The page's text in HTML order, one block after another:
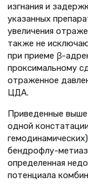
изгнания и
указанных
увеличения
также не
при приеме β-
проксимальному
отраженное
ЦДА.
Приведенные
одной
бендрофлу-
определенная
потенциала